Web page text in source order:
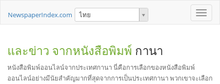
Toggle
NewspaperIndex.com ไทย
และข่าว จากหนังสือพิมพ์ กานา
หนังสือพิมพ์ออนไลน์จากประเทศกานา นี่คือการเลือกของหนังสือพิมพ์
ออนไลน์อย่างมีนัยสำคัญมากที่สุดจากการเป็นประเทศกานา พวกเขาจะเลือก